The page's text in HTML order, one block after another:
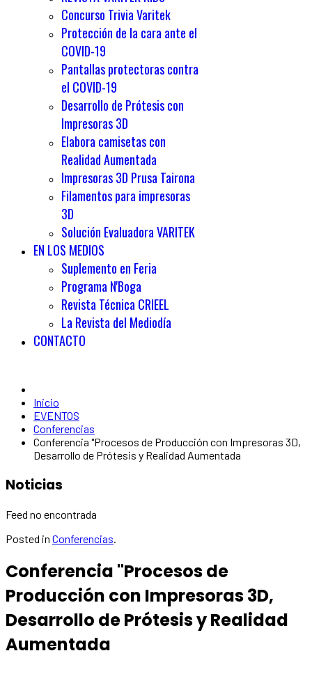
Concurso Trivia Varitek
Protección de la cara ante el
COVID-19
Pantallas protectoras contra
el COVID-19
Desarrollo de Prótesis con
Impresoras 3D
Elabora camisetas con
Realidad Aumentada
Impresoras 3D Prusa Tairona
Filamentos para impresoras
3D
Solución Evaluadora VARITEK
EN LOS MEDIOS
Suplemento en Feria
Programa N'Boga
Revista Técnica CRIEEL
La Revista del Mediodía
CONTACTO
Inicio
EVENTOS
Conferencias
Conferencia "Procesos de Producción con Impresoras 3D,
Desarrollo de Prótesis y Realidad Aumentada
Noticias
Feed no encontrada
Posted in Conferencias.
Conferencia "Procesos de
Producción con Impresoras 3D,
Desarrollo de Prótesis y Realidad
Aumentada